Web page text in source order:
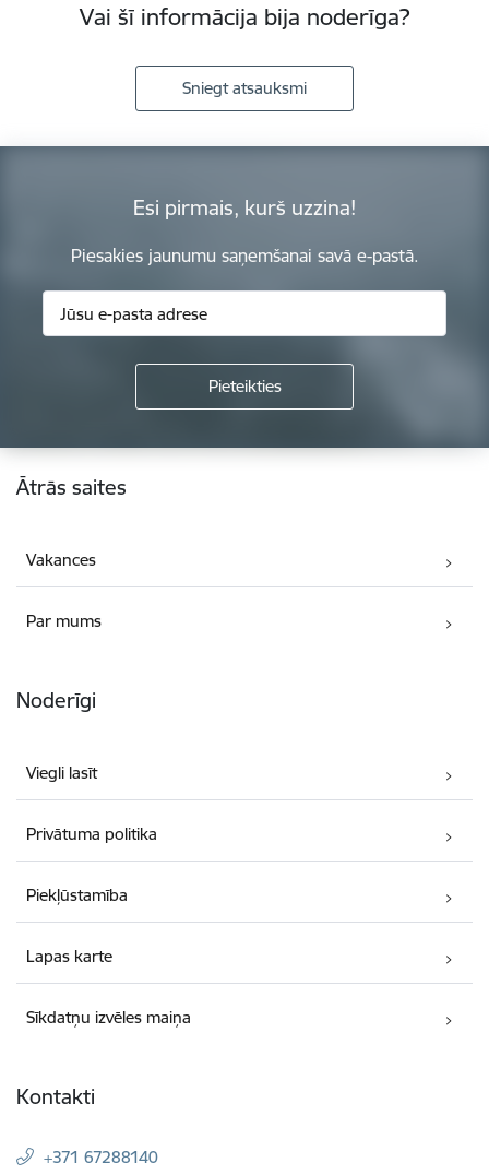
Vai šī informācija bija noderīga?
Sniegt atsauksmi
Esi pirmais, kurš uzzina!
Piesakies jaunumu saņemšanai savā e-pastā.
Kājene
Ātrās saites
Vakances
Par mums
Noderīgi
Viegli lasīt
Privātuma politika
Piekļūstamība
Lapas karte
Sīkdatņu izvēles maiņa
Kontakti
+371 67288140